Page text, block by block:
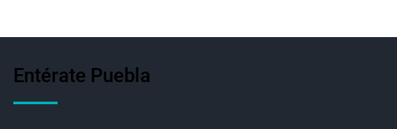
Entérate Puebla